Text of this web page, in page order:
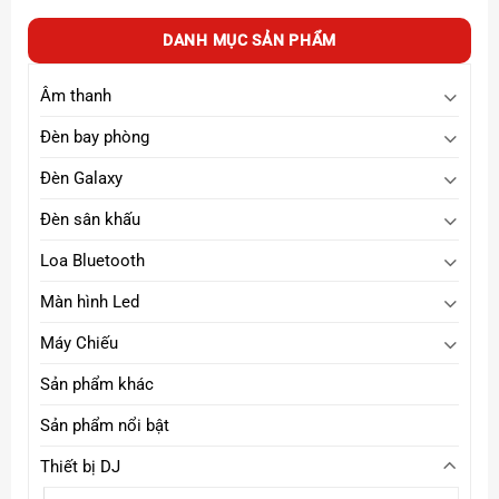
Midrange 4.5”, Tweeter 1” – cho dải âm thanh đầy
đủ, cân bằng và cực kỳ chi tiết.
DANH MỤC SẢN PHẨM
Âm thanh
Đèn bay phòng
Đèn Galaxy
Đèn sân khấu
Loa Bluetooth
Màn hình Led
Máy Chiếu
Sản phẩm khác
Sản phẩm nổi bật
Thiết bị DJ